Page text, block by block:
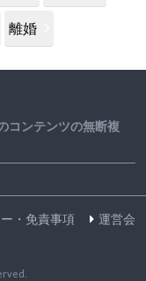
離婚
コンテンツの無断複
・免責事項
運営会